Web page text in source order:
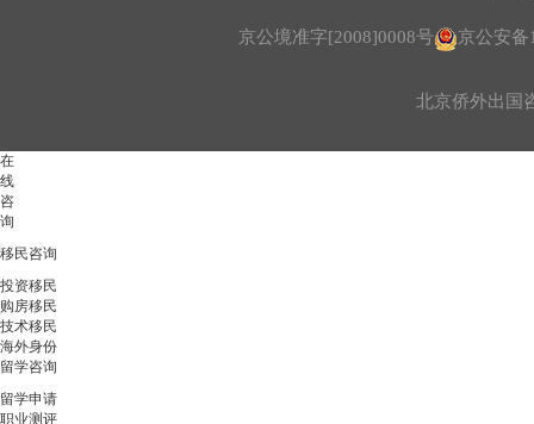
京公境准字[2008]0008号 京公安备
北京侨外出国
在
线
咨
询
移民咨询
投资移民
购房移民
技术移民
海外身份
留学咨询
留学申请
职业测评